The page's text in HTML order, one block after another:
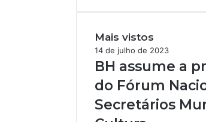
Mais vistos
14 de julho de 2023
BH assume a
do Fórum
Secretários